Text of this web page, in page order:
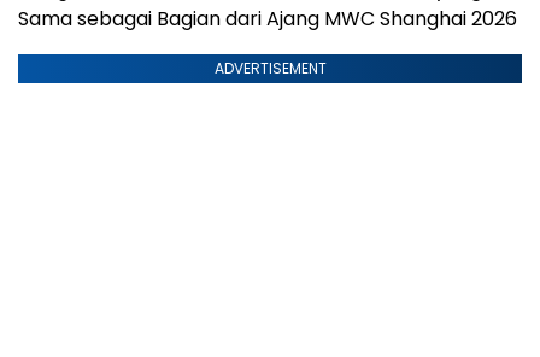
Sama sebagai Bagian dari Ajang MWC Shanghai 2026
ADVERTISEMENT